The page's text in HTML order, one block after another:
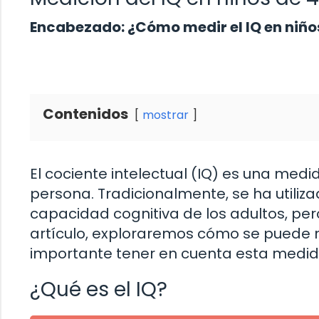
Encabezado: ¿Cómo medir el IQ en
Contenidos mostrar
El cociente intelectual (IQ) es una
persona. Tradicionalmente, se ha
capacidad cognitiva de los adultos,
artículo, exploraremos cómo se puede
importante tener en cuenta esta
¿Qué es el IQ?